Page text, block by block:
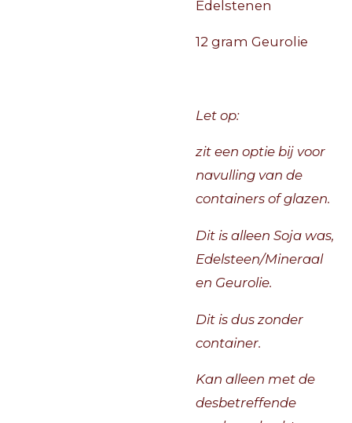
Edelstenen
12 gram Geurolie
Let op:
zit een optie bij voor
navulling van de
containers of glazen.
Dit is alleen Soja was,
Edelsteen/Mineraal
en Geurolie.
Dit is dus zonder
container.
Kan alleen met de
desbetreffende